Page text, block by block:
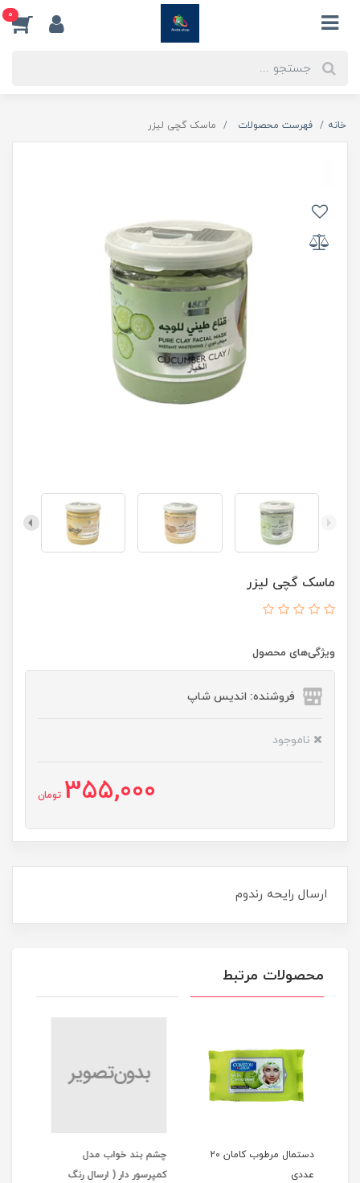
0
خانه فهرست محصولات ماسک گچی لیزر
ماسک گچی لیزر
ویژگی‌های محصول
فروشنده: اندیس شاپ
ناموجود
355,000 تومان
ارسال رایحه رندوم
محصولات مرتبط
چشم بند خواب مدل
کمپرسور دار ( ارسال رنگ
مام صابونی اولد اسپایس
ولف تورن Old Spice